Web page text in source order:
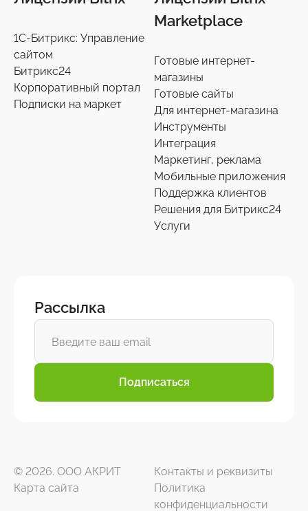
1С-Битрикс: Управление
сайтом
Битрикс24
Корпоративный портал
Подписки на маркет
Marketplace
Готовые интернет-
магазины
Готовые сайты
Для интернет-магазина
Инструменты
Интеграция
Маркетинг, реклама
Мобильные приложения
Поддержка клиентов
Решения для Битрикс24
Услуги
Рассылка
Подписаться
© 2026. ООО АКРИТ
Контакты и реквизиты
Карта сайта
Политика
конфиденциальности